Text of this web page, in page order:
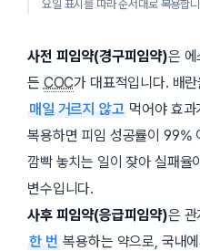
요일 표시를 따라 순서대로 복용합
사전 피임약(경구피임약)은 에
든 COC가 대표적입니다. 배
매일 거르지 않고 먹어야 효
복용하면 피임 성공률이 99%
깜빡 놓치는 일이 잦아 실패율
변수입니다.
사후 피임약(응급피임약)은 관
한 번 복용하는 약으로, 국내